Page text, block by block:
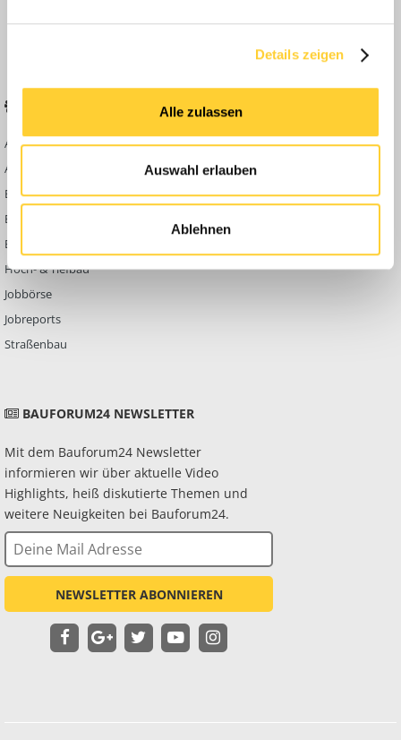
Details zeigen
Alle zulassen
Auswahl erlauben
Ablehnen
Abbruch
Ausbildung & Beruf
Bau Allgemein
Baumaschinen
Berg- & Tagebau
Hoch- & Tiefbau
Jobbörse
Jobreports
Straßenbau
KONTAKT
Werben auf
Bauforum24
Datenschutzerklärung
BAUFORUM24 NEWSLETTER
Mit dem Bauforum24 Newsletter
informieren wir über aktuelle Video
Highlights, heiß diskutierte Themen und
weitere Neuigkeiten bei Bauforum24.
NEWSLETTER ABONNIEREN